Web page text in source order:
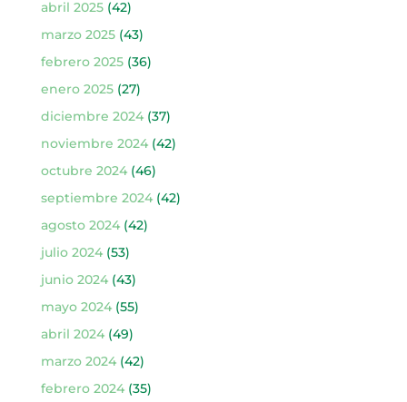
abril 2025(42)
marzo 2025(43)
febrero 2025(36)
enero 2025(27)
diciembre 2024(37)
noviembre 2024(42)
octubre 2024(46)
septiembre 2024(42)
agosto 2024(42)
julio 2024(53)
junio 2024(43)
mayo 2024(55)
abril 2024(49)
marzo 2024(42)
febrero 2024(35)